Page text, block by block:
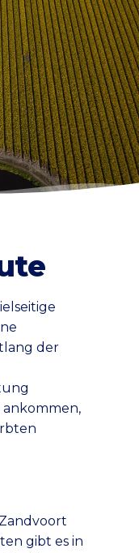
der
ankommen,
gibt es in